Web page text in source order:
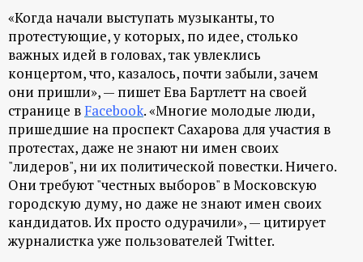
«Когда начали выступать музыканты, то
протестующие, у которых, по идее, столько
важных идей в головах, так увлеклись
концертом, что, казалось, почти забыли, зачем
они пришли», — пишет Ева Бартлетт на своей
странице в Facebook. «Многие молодые люди,
пришедшие на проспект Сахарова для участия в
протестах, даже не знают ни имен своих
"лидеров", ни их политической повестки. Ничего.
Они требуют "честных выборов" в Московскую
городскую думу, но даже не знают имен своих
кандидатов. Их просто одурачили», — цитирует
журналистка уже пользователей Twitter.